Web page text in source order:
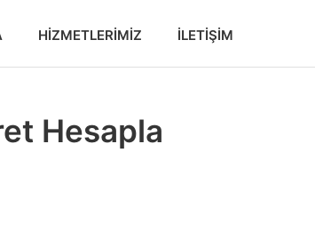
HIZMETLERIMIZ İLETIŞIM
Hesapla